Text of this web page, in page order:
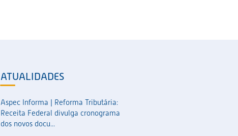
ATUALIDADES
Aspec Informa | Reforma Tributária:
Receita Federal divulga cronograma
dos novos docu...